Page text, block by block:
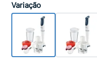
Variação